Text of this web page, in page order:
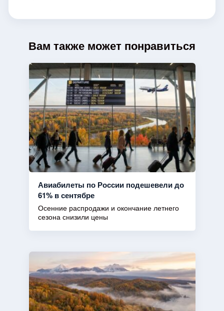
Вам также может понравиться
Авиабилеты по России подешевели до
61% в сентябре
Осенние распродажи и окончание летнего
сезона снизили цены